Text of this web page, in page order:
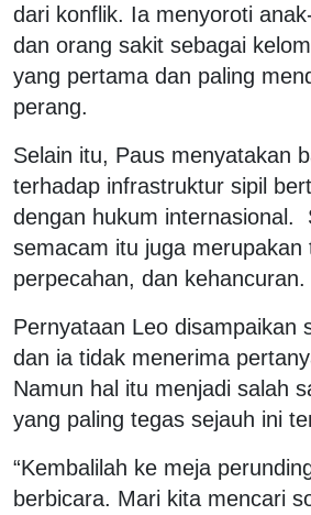
dari konflik. Ia menyoroti
dan orang sakit sebagai
yang pertama dan paling
perang.
Selain itu, Paus menyatakan
terhadap infrastruktur sipil
dengan hukum internasional.
semacam itu juga merupakan
perpecahan, dan kehancuran.
Pernyataan Leo disampaikan
dan ia tidak menerima
Namun hal itu menjadi salah
yang paling tegas sejauh ini
“Kembalilah ke meja
berbicara. Mari kita mencari